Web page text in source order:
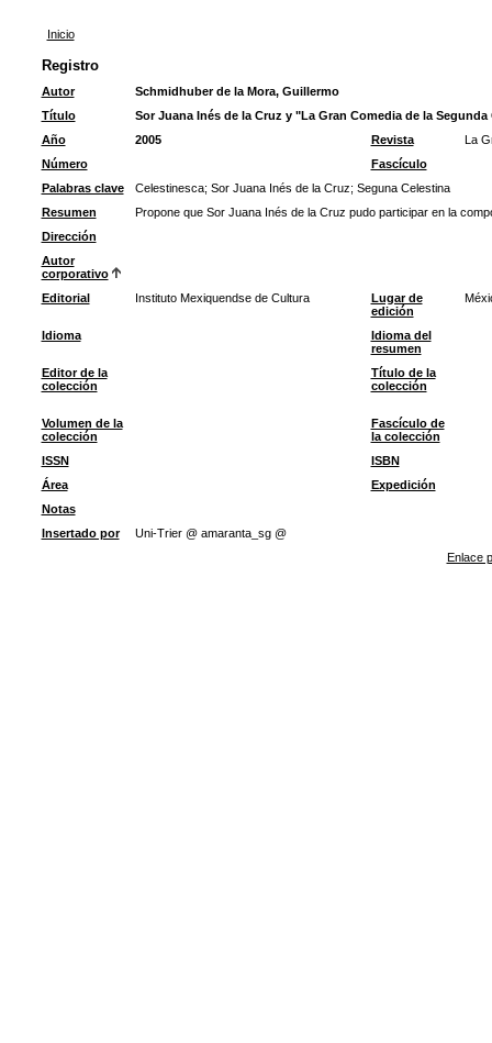
Inicio
Registro
Autor
Schmidhuber de la Mora, Guillermo
Título
Sor Juana Inés de la Cruz y "La Gran Comedia de la Segunda
Año
2005 Revista
La
Número
Fascículo
Palabras clave
Celestinesca; Sor Juana Inés de la Cruz; Seguna Celestina
Resumen
Propone que Sor Juana Inés de la Cruz pudo participar en la
Dirección
Autor
corporativo
Editorial
Instituto Mexiquendse de Cultura
Lugar de
edición
Idioma
Idioma del
resumen
Editor de la
colección
Título de la
colección
Volumen de la
colección
Fascículo de
la colección
ISSN
ISBN
Área
Expedición
Notas
Insertado por
Uni-Trier @ amaranta_sg @
Enlace